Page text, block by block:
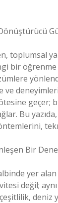
toplumsal
öğrenme
ve
Bu
Bir
yer
değil;
deniz